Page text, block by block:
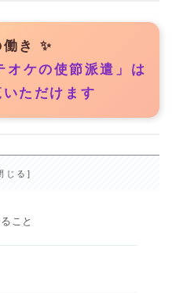
き ✨
オケの使節派遣」は
ただけます
こと